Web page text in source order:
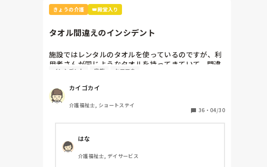
きょうの介護 👑殿堂入り
タオル間違えのインシデント
施設ではレンタルのタオルを使っているのですが、利
用者さんが同じようなタオルを持ってきていて、間違
えてレンタル業者に出してしまいました。
本人と家族とケアマネとレンタル業者に謝罪して、イ
ンシデントを書きましたが、対策って何？
インシデント 家族 ケアマネ
カイゴカイ
介護福祉士, ショートステイ
36 ・ 04/30
はな
介護福祉士, デイサービス